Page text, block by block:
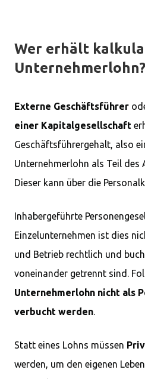
Wer erhält
Unternehmerlohn?
Externe Geschäftsführer
einer Kapitalgesellschaft
Geschäftsführergehalt, also
Unternehmerlohn als Teil des
Dieser kann über die
Inhabergeführte
Einzelunternehmen ist dies
und Betrieb rechtlich und
voneinander getrennt sind.
Unternehmerlohn nicht als
verbucht werden.
Statt eines Lohns müssen
werden, um den eigenen